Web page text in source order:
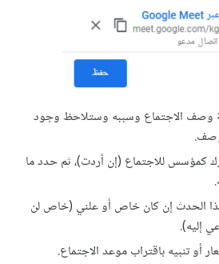
وصف الاجتماع وسببه وستلاحظ وجود
كمؤسس للاجتماع (إن أردت)، ثم حدد ما
الحدث إن كان خاص أو علني (خاص لن
إليه).
أو تنبيه باقتراب موعد الاجتماع.